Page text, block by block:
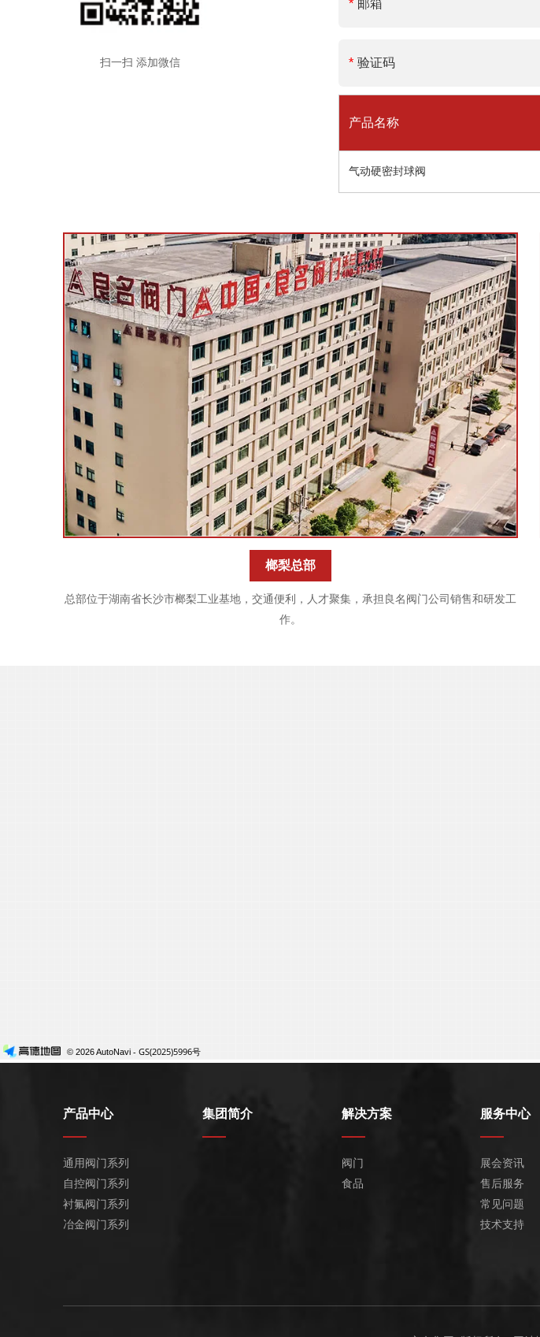
扫一扫 添加微信
产品名称
气动硬密封球阀
榔梨总部
总部位于湖南省长沙市榔梨工业基地，交通便利，人才聚集，承担良名阀门公司销售和研发工
作。
产品中心
通用阀门系列
自控阀门系列
衬氟阀门系列
冶金阀门系列
集团简介 解决方案
阀门
食品
服务中心
展会资讯
售后服务
常见问题
技术支持